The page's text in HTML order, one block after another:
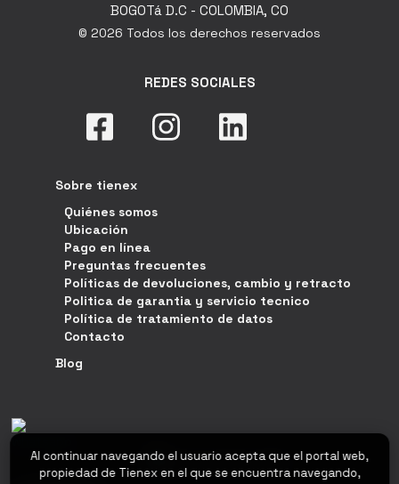
BOGOTá D.C - COLOMBIA, CO
© 2026 Todos los derechos reservados
REDES SOCIALES
Sobre tienex
Quiénes somos
Ubicación
Pago en línea
Preguntas frecuentes
Políticas de devoluciones, cambio y retracto
Politica de garantia y servicio tecnico
Política de tratamiento de datos
Contacto
Blog
Al continuar navegando el usuario acepta que el portal web,
propiedad de Tienex en el que se encuentra navegando,